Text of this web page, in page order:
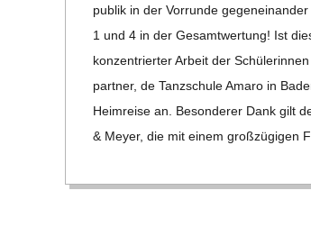
S
C
H
U
pu­blik in der Vor­runde
1 und 4 in der Gesamt­wer­tung! Ist
kon­zen­trier­ter Arbeit der
part­ner, de Tanz­schule Amaro in
Heim­reise an. Beson­de­rer Dank gilt
& Meyer, die mit einem groß­zü­gi­gen